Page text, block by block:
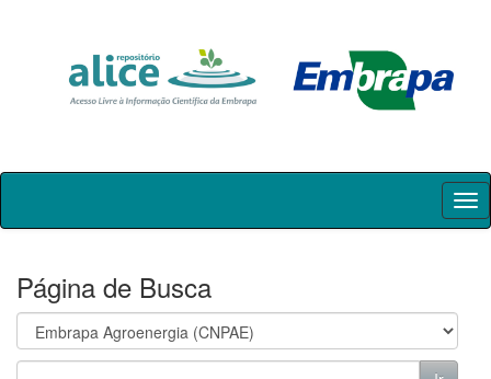
Skip
Página de Busca